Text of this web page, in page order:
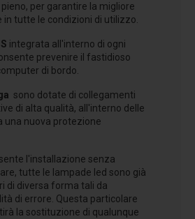
per garantire la migliore
in tutte le condizioni di utilizzo.
integrata all'interno di ogni
prevenire il fastidioso
di bordo.
sono dotate di collegamenti
di alta qualità, all'interno delle
una nuova protezione
l'installazione senza
tutte le lampade led sono già
di diversa forma tali da
di errore. Questa particolare
la sostituzione di qualunque